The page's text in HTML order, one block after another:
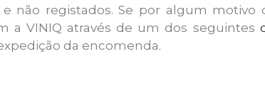
não registados. Se por algum motivo
a VINIQ através de um dos seguintes
da encomenda.